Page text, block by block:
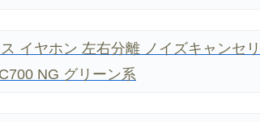
イヤホン 左右分離 ノイズキャンセリ
NG グリーン系